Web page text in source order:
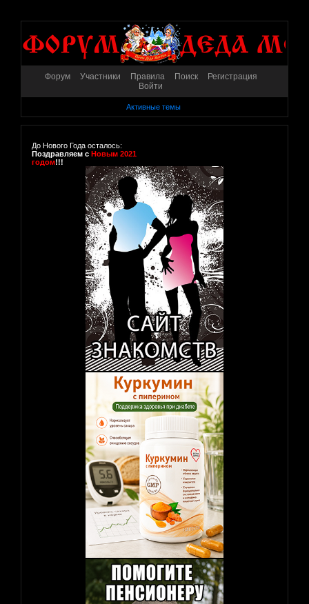
Форум Участники Правила Поиск
Регистрация
Войти
Активные темы
До Нового Года осталось:
Поздравляем с Новым 2021
годом!!!